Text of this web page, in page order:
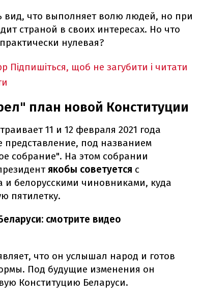
что выполняет волю людей, но при
страной в своих интересах. Но что
нулевая?
Підпишіться, щоб не загубити і читати
план новой Конституции
11 и 12 февраля 2021 года
представление, под названием
собрание". На этом собрании
якобы советуется с
и белорусскими чиновниками, куда
пятилетку.
смотрите видео
что он услышал народ и готов
Под будущие изменения он
Конституцию Беларуси.